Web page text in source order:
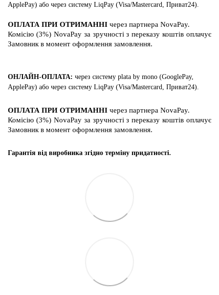
ApplePay) або через систему LiqPay (Visa/Mastercard , Приват24)
ОПЛАТА ПРИ ОТРИМАННІ через партнера NovaPay.
Комісію (3%) NovaPay за зручності з переказу коштів оплачує
Замовник в момент оформлення замовлення.
ОНЛАЙН-ОПЛАТА: через систему plata by mono (GooglePay,
ApplePay) або через систему LiqPay (Visa/Mastercard , Приват24)
ОПЛАТА ПРИ ОТРИМАННІ через партнера NovaPay.
Комісію (3%) NovaPay за зручності з переказу коштів оплачує
Замовник в момент оформлення замовлення.
Гарантія від виробника згідно терміну придатності.